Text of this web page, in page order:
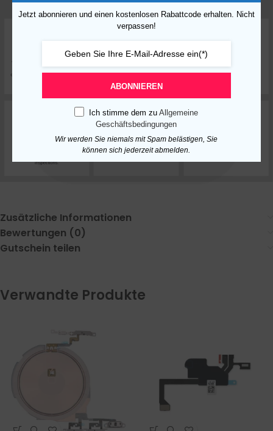
Zusätzliche Informationen
Bewertungen (0)
Gutschein teilen
Verwandte Produkte
Jetzt abonnieren und einen kostenlosen Rabattcode erhalten. Nicht
verpassen!
ABONNIEREN
Ich stimme dem zuAllgemeine
Geschäftsbedingungen
Wir werden Sie niemals mit Spam belästigen, Sie
können sich jederzeit abmelden.